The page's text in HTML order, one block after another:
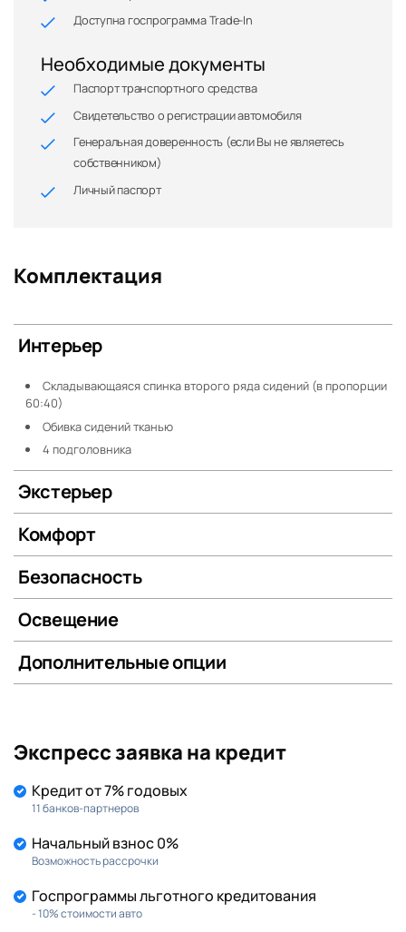
Доступна госпрограмма Trade-In
Необходимые документы
Паспорт транспортного средства
Свидетельство о регистрации автомобиля
Генеральная доверенность (если Вы не являетесь
собственником)
Личный паспорт
Комплектация
Интерьер
Складывающаяся спинка второго ряда сидений (в пропорции
60:40)
Обивка сидений тканью
4 подголовника
Экстерьер
Комфорт
Безопасность
Освещение
Дополнительные опции
Экспресс заявка на кредит
Кредит от 7% годовых
11 банков-партнеров
Начальный взнос 0%
Возможность рассрочки
Госпрограммы льготного кредитования
- 10% стоимости авто